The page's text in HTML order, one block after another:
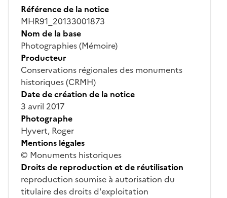
Référence de la notice
MHR91_20133001873
Nom de la base
Photographies (Mémoire)
Producteur
Conservations régionales des monuments
historiques (CRMH)
Date de création de la notice
3 avril 2017
Photographe
Hyvert, Roger
Mentions légales
© Monuments historiques
Droits de reproduction et de réutilisation
reproduction soumise à autorisation du
titulaire des droits d'exploitation